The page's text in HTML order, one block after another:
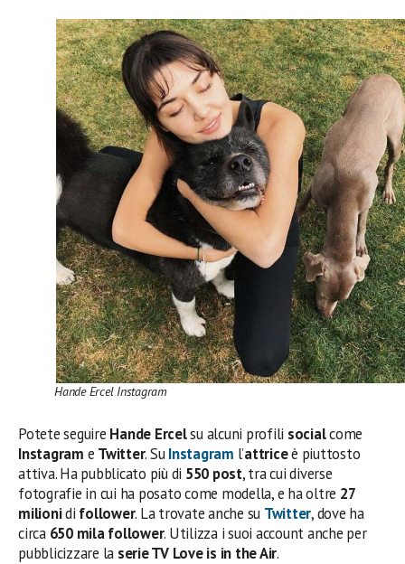
Hande Ercel Instagram
Potete seguire Hande Ercelsu alcuni profili socialcome
Instagram e Twitter. SuInstagram l’attriceè piuttosto
attiva. Ha pubblicato più di 550 post, tra cui diverse
fotografie in cui ha posato come modella, e ha oltre 27
milionidi follower. La trovate anche su Twitter, dove ha
circa 650 mila follower. Utilizza i suoi account anche per
pubblicizzare la serie TV Love is in the Air.